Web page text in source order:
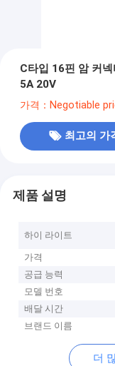
C타입 16핀 암 커
5A 20V
가격：Negotiable
최고의 가
제품 설명
하이 라이트
가격
공급 능력
모델 번호
배달 시간
브랜드 이름
더